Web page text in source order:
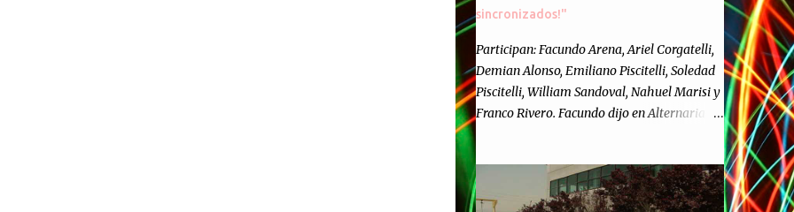
sincronizados!"
Participan: Facundo Arena, Ariel Corgatelli,
Demian Alonso, Emiliano Piscitelli, Soledad
Piscitelli, William Sandoval, Nahuel Marisi y
Franco Rivero. Facundo dijo en Alternaria :
episodios de Alternaria Semanario.
Cincuenta ocasiones para ponernos en
contacto con ustedes y contarles las noticias